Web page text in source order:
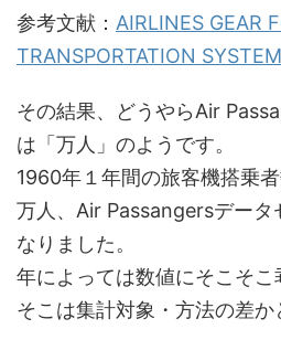
参考文献： AIRLINES GEAR
TRANSPORTATION SYSTEM
その結果、どうやらAir
は「万人」のようです。
1960年１年間の旅客機搭乗
万人、Air Passangersデータ
なりました。
年によっては数値にそこそこ
そこは集計対象・方法の差か